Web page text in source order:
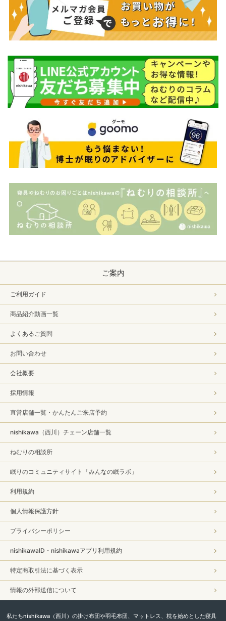
ご案内
ご利用ガイド
商品紹介動画一覧
よくあるご質問
お問い合わせ
会社概要
採用情報
直営店舗一覧・かんたんご来店予約
nishikawa（西川）チェーン店舗一覧
ねむりの相談所
眠りのコミュニティサイト「みんなの眠ラボ」
利用規約
個人情報保護方針
プライバシーポリシー
nishikawaID・nishikawaアプリ利用規約
特定商取引法に基づく表示
情報の外部送信について
私たちnishikawa（西川）の掛け布団や羽毛布団、マットレス、枕を始めとした寝具